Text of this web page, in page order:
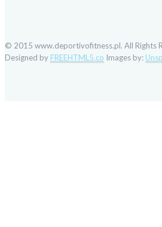
© 2015 www.deportivofitness.pl. All Rights
Designed by FREEHTML5.co Images by: